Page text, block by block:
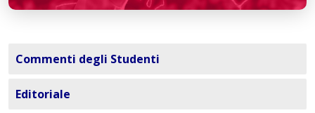
Commenti degli Studenti
Editoriale